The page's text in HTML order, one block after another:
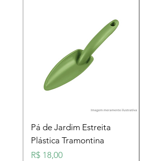
Pá de Jardim Estreita
Plástica Tramontina
Preço
R$ 18,00